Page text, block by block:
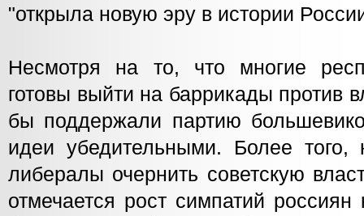
"открыла новую эру в истории
Несмотря на то, что многие
готовы выйти на баррикады против
бы поддержали партию
идеи убедительными. Более
либералы очернить советскую
отмечается рост симпатий россиян